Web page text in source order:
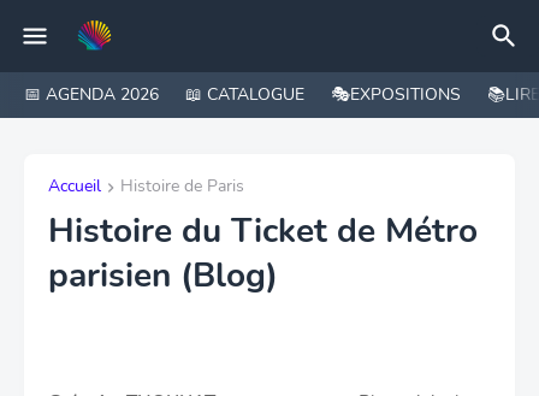
📅 AGENDA 2026 📖 CATALOGUE 🎭EXPOSITIONS 📚LIRE
Accueil Histoire de Paris
Histoire du Ticket de Métro
parisien (Blog)